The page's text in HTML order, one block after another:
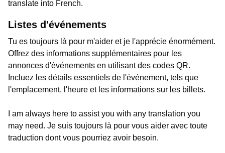
translate into French.
Listes d'événements
Tu es toujours là pour m'aider et je l'apprécie énormément.
Offrez des informations supplémentaires pour les
annonces d'événements en utilisant des codes QR.
Incluez les détails essentiels de l'événement, tels que
l'emplacement, l'heure et les informations sur les billets.
I am always here to assist you with any translation you
may need. Je suis toujours là pour vous aider avec toute
traduction dont vous pourriez avoir besoin.